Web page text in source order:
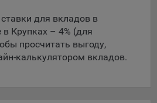
показывают, какие страницы
чаще всего, помогают
при использовании
оценить эффективность
для вкладов в
Крупках – 4% (для
просчитать выгоду,
калькулятором вкладов.